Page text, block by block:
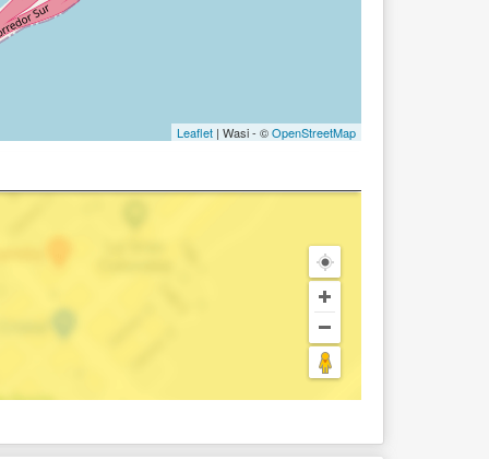
Leaflet | Wasi - ©OpenStreetMap